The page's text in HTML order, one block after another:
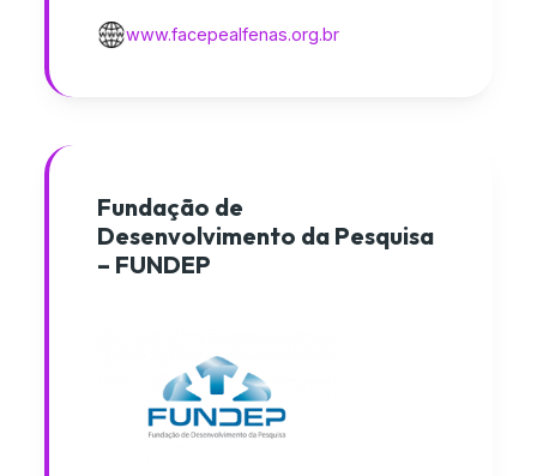
www.facepealfenas.org.br
Fundação de
Desenvolvimento da Pesquisa
– FUNDEP